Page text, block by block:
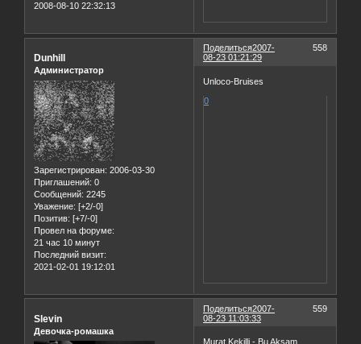
2008-08-10 22:32:13
Поделиться 558
2007-
08-23 01:21:29
Dunhill
Администратор
Зарегистрирован: 2006-03-30
Приглашений: 0
Сообщений: 2245
Уважение: [+2/-0]
Позитив: [+7/-0]
Провел на форуме:
21 час 10 минут
Последний визит:
2021-02-01 19:12:01
Unloco-Bruises
0
Поделиться 559
2007-
08-23 11:03:33
Slevin
Девочка-ромашка
Murat Kekilli - Bu Aksam